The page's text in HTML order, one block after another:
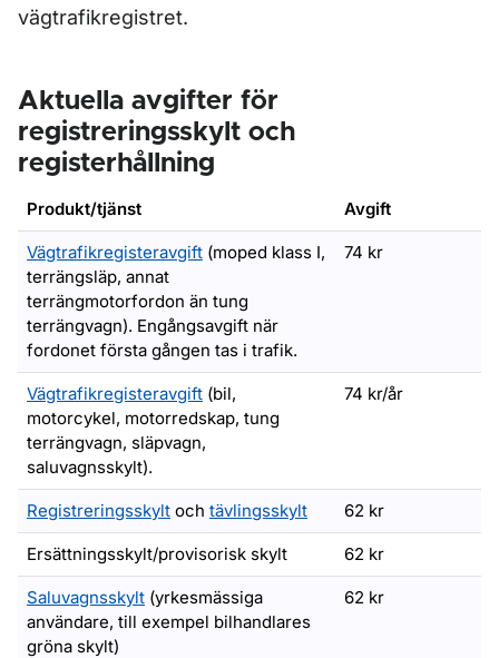
vägtrafikregistret.
Aktuella avgifter för
registreringsskylt och
registerhållning
Produkt/tjänst Avgift
Vägtrafikregisteravgift (moped klass I,
terrängsläp, annat
terrängmotorfordon än tung
terrängvagn). Engångsavgift när
fordonet första gången tas i trafik.
74 kr
Vägtrafikregisteravgift (bil,
motorcykel, motorredskap, tung
terrängvagn, släpvagn,
saluvagnsskylt).
74 kr/år
Registreringsskylt och tävlingsskylt 62 kr
Ersättningsskylt/provisorisk skylt 62 kr
Saluvagnsskylt (yrkesmässiga
användare, till exempel bilhandlares
gröna skylt)
62 kr